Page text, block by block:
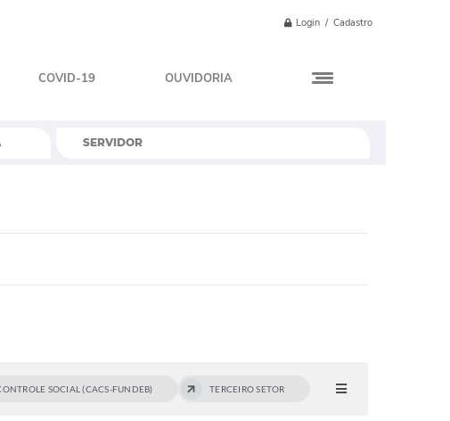
Login / Cadastro
COVID-19 OUVIDORIA
SERVIDOR
SOCIAL (CACS-FUNDEB) TERCEIRO SETOR